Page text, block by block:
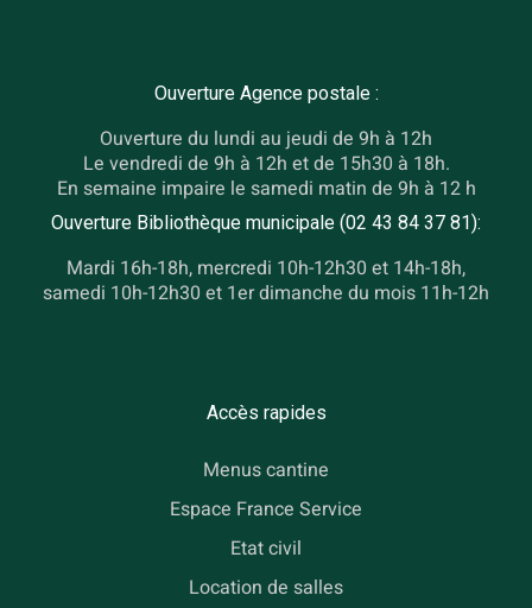
Ouverture Agence postale :
Ouverture du lundi au jeudi de 9h à 12h
Le vendredi de 9h à 12h et de 15h30 à 18h.
En semaine impaire le samedi matin de 9h à 12 h
Ouverture Bibliothèque municipale (02 43 84 37 81):
Mardi 16h-18h, mercredi 10h-12h30 et 14h-18h,
samedi 10h-12h30 et 1er dimanche du mois 11h-12h
Accès rapides
Menus cantine
Espace France Service
Etat civil
Location de salles